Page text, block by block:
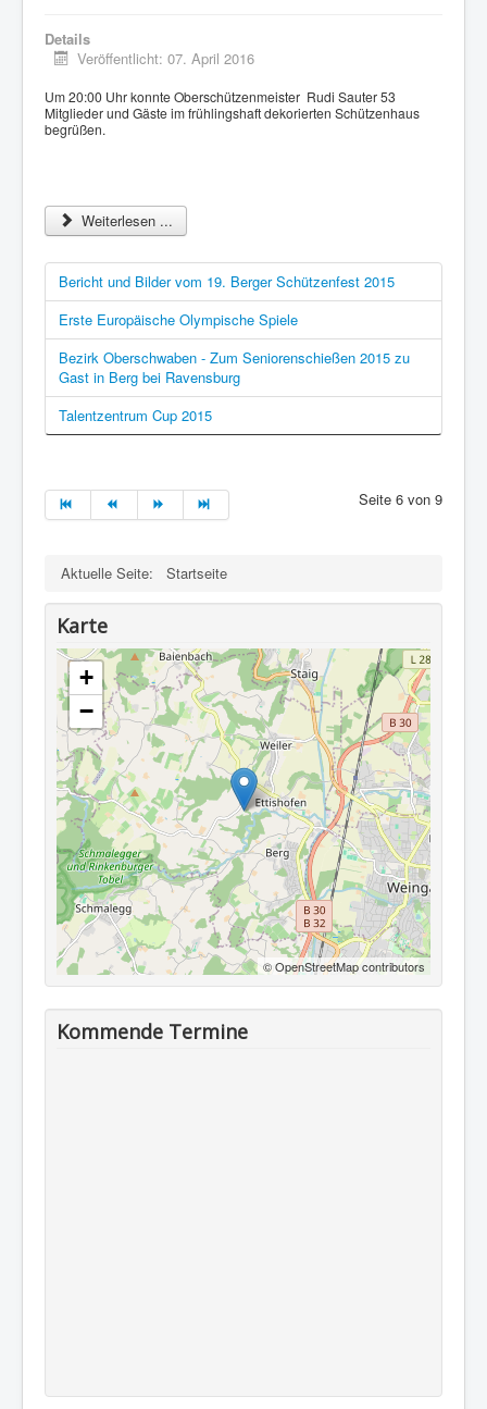
Details
Veröffentlicht: 07. April 2016
Um 20:00 Uhr konnte Oberschützenmeister Rudi Sauter 53
Mitglieder und Gäste im frühlingshaft dekorierten Schützenhaus
begrüßen.
Weiterlesen ...
Bericht und Bilder vom 19. Berger Schützenfest 2015
Erste Europäische Olympische Spiele
Bezirk Oberschwaben - Zum Seniorenschießen 2015 zu
Gast in Berg bei Ravensburg
Talentzentrum Cup 2015
Seite 6 von 9
Aktuelle Seite: Startseite
Karte
+
−
© OpenStreetMap contributors
Kommende Termine